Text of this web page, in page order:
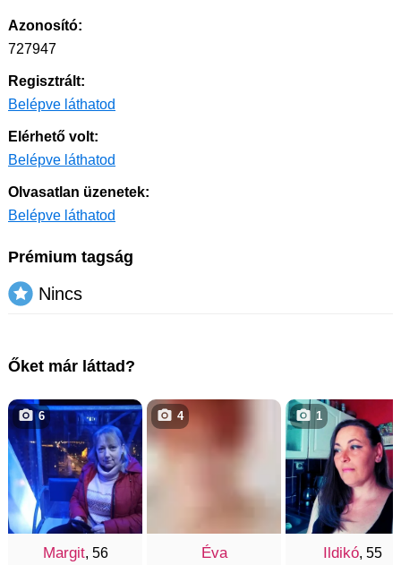
Azonosító:
727947
Regisztrált:
Belépve láthatod
Elérhető volt:
Belépve láthatod
Olvasatlan üzenetek:
Belépve láthatod
Prémium tagság
Nincs
Őket már láttad?
Margit, 56
6
Éva
4
Ildikó, 55
1